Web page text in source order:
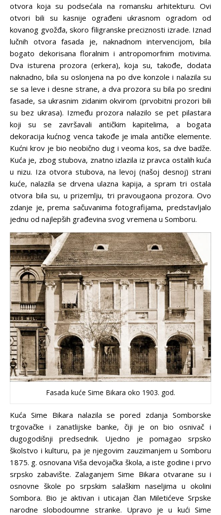
otvora koja su podsećala na romansku arhitekturu. Ovi
otvori bili su kasnije ograđeni ukrasnom ogradom od
kovanog gvožđa, skoro filigranske preciznosti izrade. Iznad
lučnih otvora fasada je, naknadnom intervencijom, bila
bogato dekorisana floralnim i antropomorfnim motivima.
Dva isturena prozora (erkera), koja su, takođe, dodata
naknadno, bila su oslonjena na po dve konzole i nalazila su
se sa leve i desne strane, a dva prozora su bila po sredini
fasade, sa ukrasnim zidanim okvirom (prvobitni prozori bili
su bez ukrasa). Između prozora nalazilo se pet pilastara
koji su se završavali antičkim kapitelima, a bogata
dekoracija kućnog venca takođe je imala antičke elemente.
Kućni krov je bio neobično dug i veoma kos, sa dve badže.
Kuća je, zbog stubova, znatno izlazila iz pravca ostalih kuća
u nizu. Iza otvora stubova, na levoj (našoj desnoj) strani
kuće, nalazila se drvena ulazna kapija, a spram tri ostala
otvora bila su, u prizemlju, tri pravougaona prozora. Ovo
zdanje je, prema sačuvanima fotografijama, predstavljalo
jednu od najlepših građevina svog vremena u Somboru.
Fasada kuće Sime Bikara oko 1903. god.
Kuća Sime Bikara nalazila se pored zdanja Somborske
trgovačke i zanatlijske banke, čiji je on bio osnivač i
dugogodišnji predsednik. Ujedno je pomagao srpsko
školstvo i kulturu, pa je njegovim zauzimanjem u Somboru
1875. g. osnovana Viša devojačka škola, a iste godine i prvo
srpsko zabavište. Zalaganjem Sime Bikara otvarane su i
osnovne škole po srpskim salaškim naseljima u okolini
Sombora. Bio je aktivan i uticajan član Miletićeve Srpske
narodne slobodoumne stranke. Upravo je u kući Sime